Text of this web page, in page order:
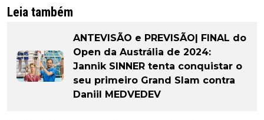
Leia também
ANTEVISÃO e PREVISÃO| FINAL do
Open da Austrália de 2024:
Jannik SINNER tenta conquistar o
seu primeiro Grand Slam contra
Daniil MEDVEDEV